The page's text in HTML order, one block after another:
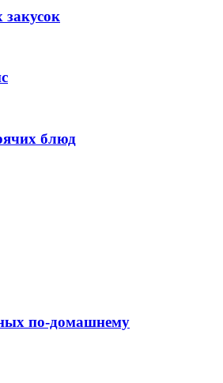
закусок
блюд
по-домашнему